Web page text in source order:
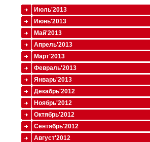
Июль'2013
Июнь'2013
Май'2013
Апрель'2013
Март'2013
Февраль'2013
Январь'2013
Декабрь'2012
Ноябрь'2012
Октябрь'2012
Сентябрь'2012
Август'2012